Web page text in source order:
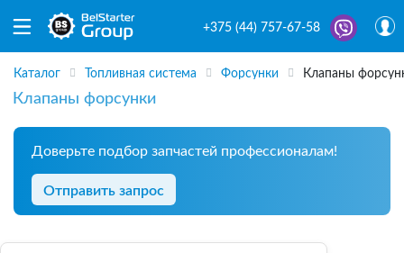
+375 (44) 757-67-58
Каталог Топливная система Форсунки Клапаны
Клапаны форсунки
Доверьте подбор запчастей профессионалам!
Отправить запрос